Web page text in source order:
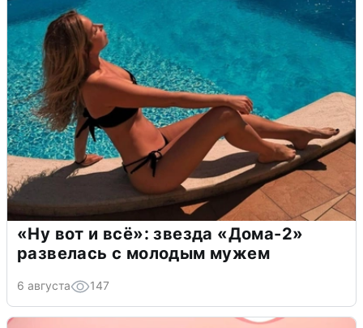
«Ну вот и всё»: звезда «Дома-2»
развелась с молодым мужем
6 августа 147